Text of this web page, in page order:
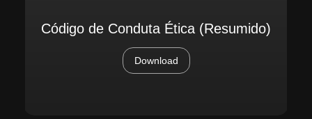
Código de Conduta Ética (Resumido)
Download